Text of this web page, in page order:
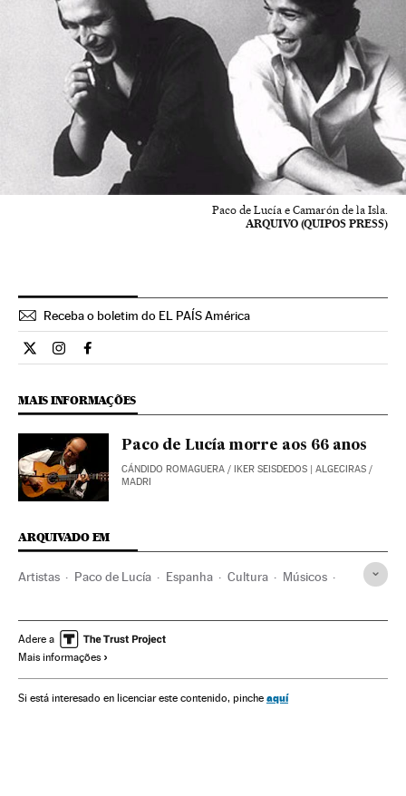
Paco de Lucía e Camarón de la Isla.
ARQUIVO (QUIPOS PRESS)
Receba o boletim do EL PAÍS América
Cultura El País Brasil en Twitter
Cultura El País Brasil en Instagram
Cultura El País Brasil en Facebook
MAIS INFORMAÇÕES
Paco de Lucía morre aos 66 anos
CÁNDIDO ROMAGUERA / IKER SEISDEDOS | ALGECIRAS /
MADRI
ARQUIVADO EM
Artistas Paco de Lucía Espanha Cultura Músicos
Adere a
Mais informações
Si está interesado en licenciar este contenido, pinche aquí